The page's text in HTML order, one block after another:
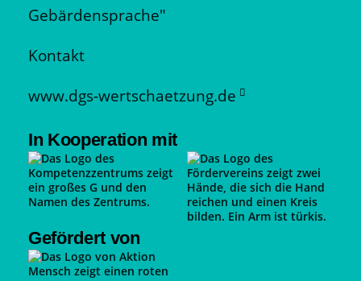
Gebärdensprache"
Kontakt
www.dgs-wertschaetzung.de
In Kooperation mit
Gefördert von